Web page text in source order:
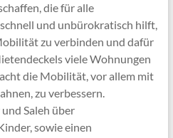
die für alle
und unbürokratisch hilft,
zu verbinden und dafür
viele Wohnungen
die Mobilität, vor allem mit
zu verbessern.
Saleh über
sowie einen